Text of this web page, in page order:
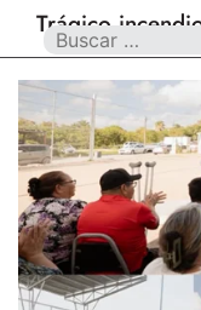
incendio en